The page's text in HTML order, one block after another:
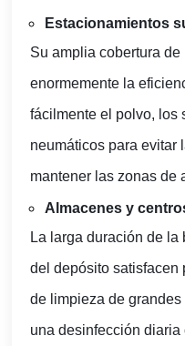
Estacionamientos
Su amplia cobertura
enormemente la
fácilmente el polvo, los
neumáticos para evitar
mantener las zonas de
Almacenes y
La larga duración de la
del depósito satisfacen
de limpieza de
una desinfección